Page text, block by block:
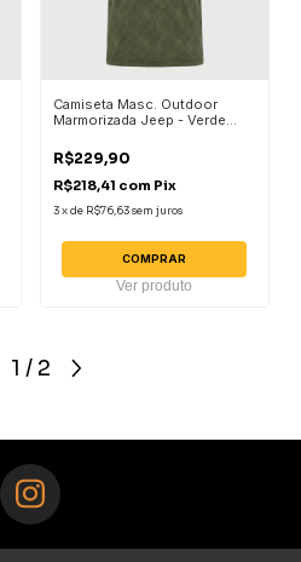
Camiseta Masc. Outdoor
Marmorizada Jeep - Verde
R$229,90
R$218,41 com Pix
3 xde R$76,63 sem juros
COMPRAR
Ver produto
1 / 2